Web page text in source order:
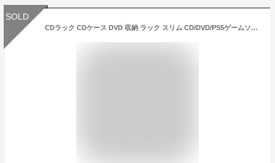
SOLD
CDラック CDケース DVD 収納 ラック スリム CD/DVD/PS5ゲームソフト/ブルーレイ収納ボックス (W42.5×D16×H15cm, ホワイト)